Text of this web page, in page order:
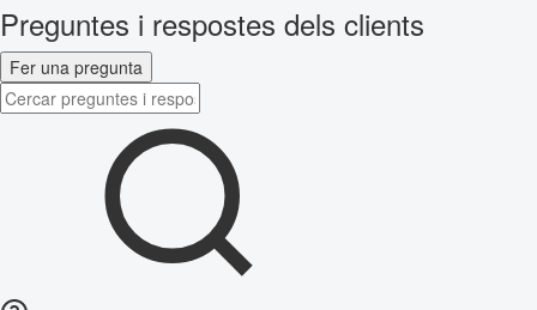
Preguntes i respostes dels clients
Fer una pregunta